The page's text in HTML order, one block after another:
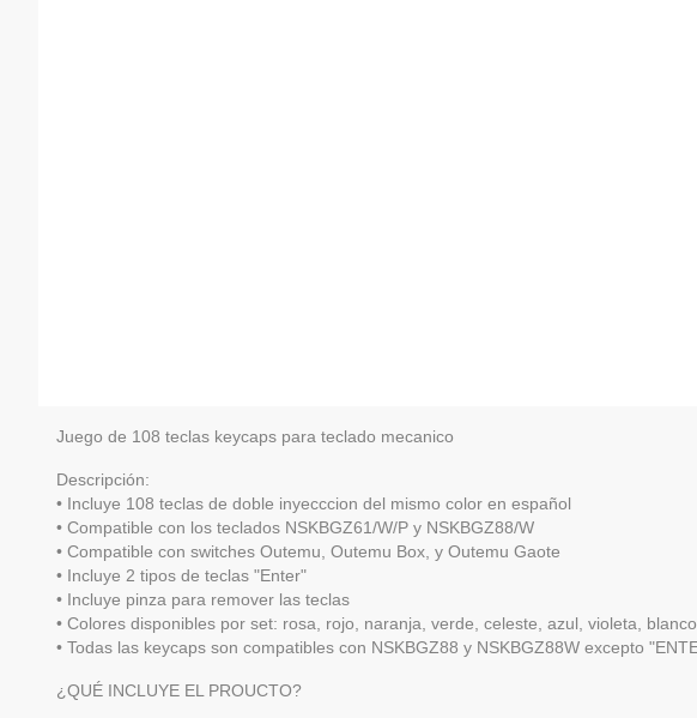
Juego de 108 teclas keycaps para teclado mecanico
Descripción:
• Incluye 108 teclas de doble inyecccion del mismo color en español
• Compatible con los teclados NSKBGZ61/W/P y NSKBGZ88/W
• Compatible con switches Outemu, Outemu Box, y Outemu Gaote
• Incluye 2 tipos de teclas "Enter"
• Incluye pinza para remover las teclas
• Colores disponibles por set: rosa, rojo, naranja, verde, celeste, azul, violeta, blanco
• Todas las keycaps son compatibles con NSKBGZ88 y NSKBGZ88W excepto
¿QUÉ INCLUYE EL PROUCTO?